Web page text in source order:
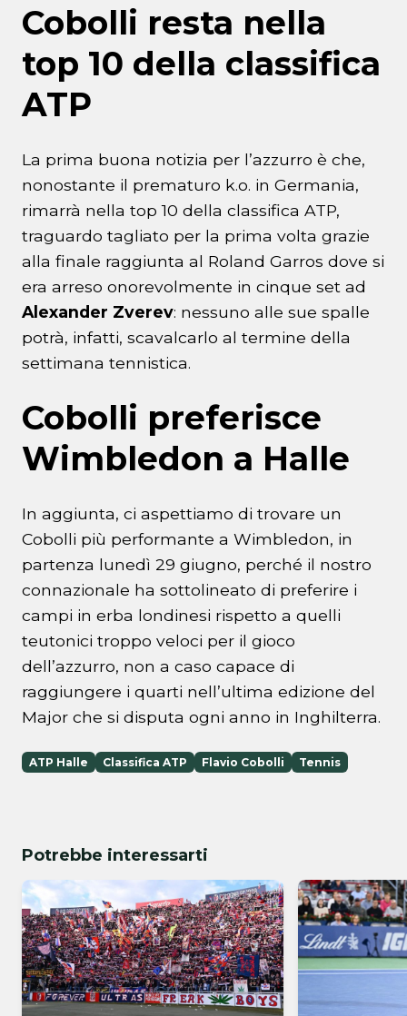
Cobolli resta nella
top 10 della classifica
ATP
La prima buona notizia per l’azzurro è che,
nonostante il prematuro k.o. in Germania,
rimarrà nella top 10 della classifica ATP,
traguardo tagliato per la prima volta grazie
alla finale raggiunta al Roland Garros dove si
era arreso onorevolmente in cinque set ad
Alexander Zverev: nessuno alle sue spalle
potrà, infatti, scavalcarlo al termine della
settimana tennistica.
Cobolli preferisce
Wimbledon a Halle
In aggiunta, ci aspettiamo di trovare un
Cobolli più performante a Wimbledon, in
partenza lunedì 29 giugno, perché il nostro
connazionale ha sottolineato di preferire i
campi in erba londinesi rispetto a quelli
teutonici troppo veloci per il gioco
dell’azzurro, non a caso capace di
raggiungere i quarti nell’ultima edizione del
Major che si disputa ogni anno in Inghilterra.
ATP Halle Classifica ATP Flavio Cobolli Tennis
Potrebbe interessarti